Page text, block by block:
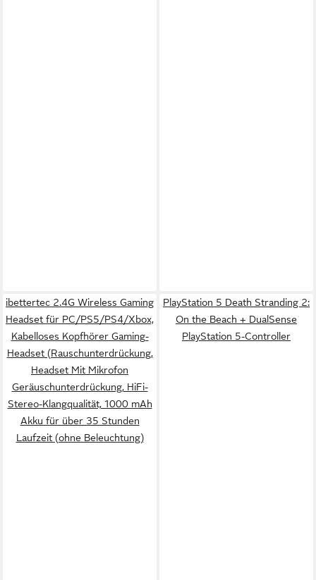
ibettertec 2.4G Wireless Gaming
Headset für PC/PS5/PS4/Xbox,
Kabelloses Kopfhörer Gaming-
Headset (Rauschunterdrückung,
Headset Mit Mikrofon
Geräuschunterdrückung, HiFi-
Stereo-Klangqualität, 1000 mAh
Akku für über 35 Stunden
Laufzeit (ohne Beleuchtung)
PlayStation 5 Death Stranding 2:
On the Beach + DualSense
PlayStation 5-Controller